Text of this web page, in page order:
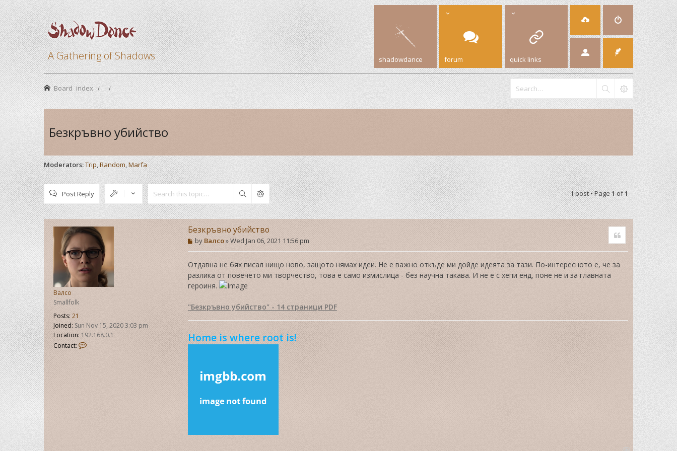
A Gathering of Shadows shadowdance forum quick links
Board index
Безкръвно убийство
Moderators:Trip,Random,Marfa
Post Reply Search 1 post • Page1of1
Валсо
Smallfolk
Posts: 21
Joined:Sun Nov 15, 2020 3:03 pm
Location:192.168.0.1
Contact:
C
o
n
t
a
c
t
В
а
л
с
о
Безкръвно убийство
Quote
P
o
s
t
byВалсо»Wed Jan 06, 2021 11:56 pm
Отдавна не бях писал нищо ново, защото нямах идеи. Не е важно откъде ми дойде идеята за тази. По-интересното е, че за
разлика от повечето ми творчество, това е само измислица - без научна такава. И не е с хепи енд, поне не и за главната
героиня.
"Безкръвно убийство" - 14 страници PDF
Home is where root is!